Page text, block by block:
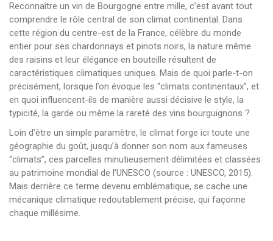
Reconnaître un vin de Bourgogne entre mille, c’est avant tout
comprendre le rôle central de son climat continental. Dans
cette région du centre-est de la France, célèbre du monde
entier pour ses chardonnays et pinots noirs, la nature même
des raisins et leur élégance en bouteille résultent de
caractéristiques climatiques uniques. Mais de quoi parle-t-on
précisément, lorsque l’on évoque les “climats continentaux”, et
en quoi influencent-ils de manière aussi décisive le style, la
typicité, la garde ou même la rareté des vins bourguignons ?
Loin d’être un simple paramètre, le climat forge ici toute une
géographie du goût, jusqu’à donner son nom aux fameuses
“climats”, ces parcelles minutieusement délimitées et classées
au patrimoine mondial de l’UNESCO (source : UNESCO, 2015).
Mais derrière ce terme devenu emblématique, se cache une
mécanique climatique redoutablement précise, qui façonne
chaque millésime.